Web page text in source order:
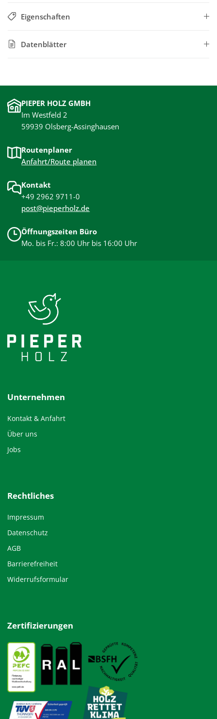
Eigenschaften
Datenblätter
PIEPER HOLZ GMBH
Im Westfeld 2
59939 Olsberg-Assinghausen
Routenplaner
Anfahrt/Route planen
Kontakt
+49 2962 9711-0
post@pieperholz.de
Öffnungszeiten Büro
Mo. bis Fr.: 8:00 Uhr bis 16:00 Uhr
Unternehmen
Kontakt & Anfahrt
Über uns
Jobs
Rechtliches
Impressum
Datenschutz
AGB
Barrierefreiheit
Widerrufsformular
Zertifizierungen